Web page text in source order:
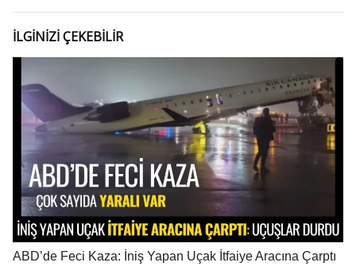
İLGİNİZİ ÇEKEBİLİR
ABD’de Feci Kaza: İniş Yapan Uçak İtfaiye Aracına Çarptı